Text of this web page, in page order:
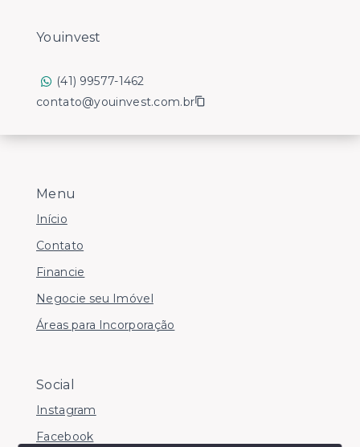
Menu
Início
Contato
Financie
Negocie seu Imóvel
Áreas para Incorporação
Social
Instagram
Facebook
Youinvest
(41) 99577-1462
contato@youinvest.com.br